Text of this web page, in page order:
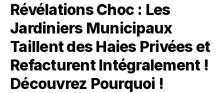
Révélations Choc : Les
Jardiniers Municipaux
Taillent des Haies Privées et
Refacturent Intégralement !
Découvrez Pourquoi !